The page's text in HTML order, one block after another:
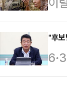
변
매
이
다
말
상
도
이
박
(현
지
"후
에